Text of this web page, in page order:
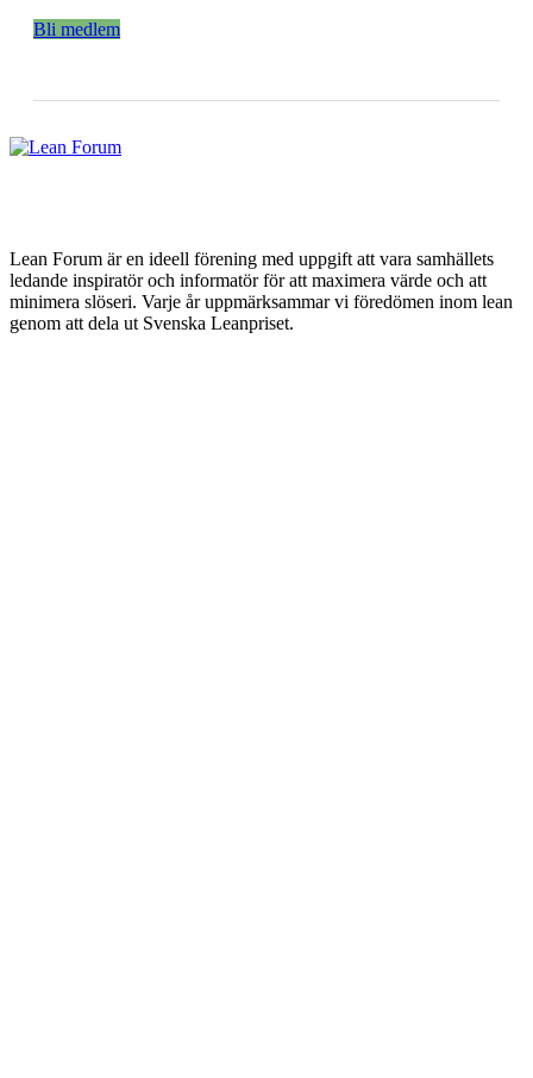
Bli medlem
Lean Forum är en ideell förening med uppgift att vara samhällets
ledande inspiratör och informatör för att maximera värde och att
minimera slöseri. Varje år uppmärksammar vi föredömen inom lean
genom att dela ut Svenska Leanpriset.